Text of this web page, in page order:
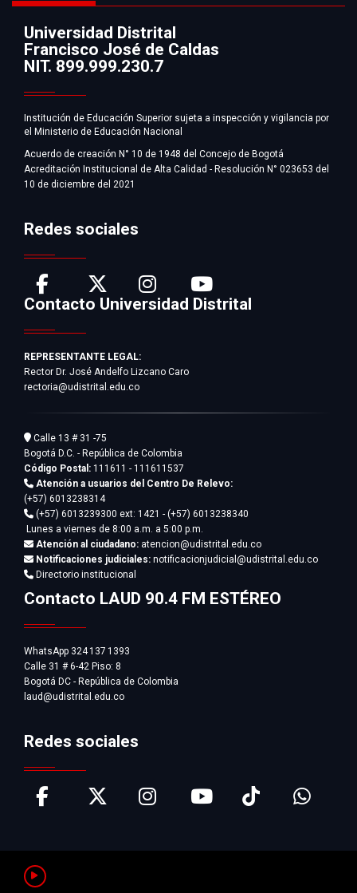
Información
Universidad Distrital
Francisco José de Caldas
NIT. 899.999.230.7
Institución de Educación Superior sujeta a inspección y vigilancia por
el Ministerio de Educación Nacional
Acuerdo de creación N° 10 de 1948 del Concejo de Bogotá
Acreditación Institucional de Alta Calidad - Resolución N° 023653 del
10 de diciembre del 2021
Redes sociales
Contacto Universidad Distrital
REPRESENTANTE LEGAL:
Rector Dr. José Andelfo Lizcano Caro
rectoria@udistrital.edu.co
Calle 13 # 31 -75
Bogotá D.C. - República de Colombia
Código Postal: 111611 - 111611537
Atención a usuarios del Centro De Relevo:
(+57) 6013238314
(+57) 6013239300 ext: 1421 - (+57) 6013238340
Lunes a viernes de 8:00 a.m. a 5:00 p.m.
Atención al ciudadano: atencion@udistrital.edu.co
Notificaciones judiciales: notificacionjudicial@udistrital.edu.co
Directorio institucional
Contacto LAUD 90.4 FM ESTÉREO
WhatsApp 324 137 1393
Calle 31 # 6-42 Piso: 8
Bogotá DC - República de Colombia
laud@udistrital.edu.co
Redes sociales
Pausar